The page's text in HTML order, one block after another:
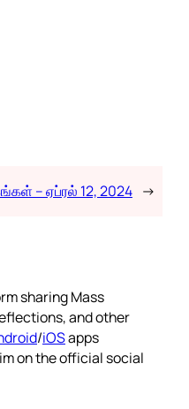
– ஏப்ரல் 12, 2024 →
sharing Mass
and other
/iOSapps
on the official social